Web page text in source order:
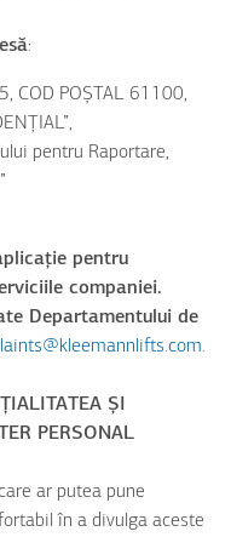
:
COD POȘTAL 61100,
pentru Raportare,
pentru
companiei.
Departamentului de
.
ȘI
PERSONAL
ar putea pune
în a divulga aceste